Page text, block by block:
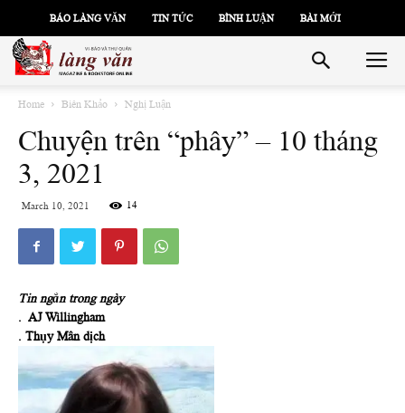
BÁO LÀNG VĂN TIN TỨC BÌNH LUẬN BÀI MỚI
Home Biên Khảo Nghị Luận
Chuyện trên “phây” – 10 tháng
3, 2021
March 10, 2021 14
Tin ngắn trong ngày
. AJ Willingham
. Thụy Mân dịch